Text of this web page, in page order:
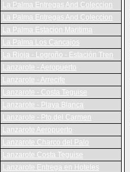
La Palma Entregas And Coleccion
La Palma Entregas And Coleccion
La Palma Estacion Maritima
La Palma Los Cancajos
La Rioja - Logroño - Estación Tren
Lanzarote - Aeropuerto
Lanzarote - Arrecife
Lanzarote - Costa Teguise
Lanzarote - Playa Blanca
Lanzarote - Pto.del Carmen
Lanzarote Aeropuerto
Lanzarote Charco del Palo
Lanzarote Costa Teguise
Lanzarote Entrega en Hoteles